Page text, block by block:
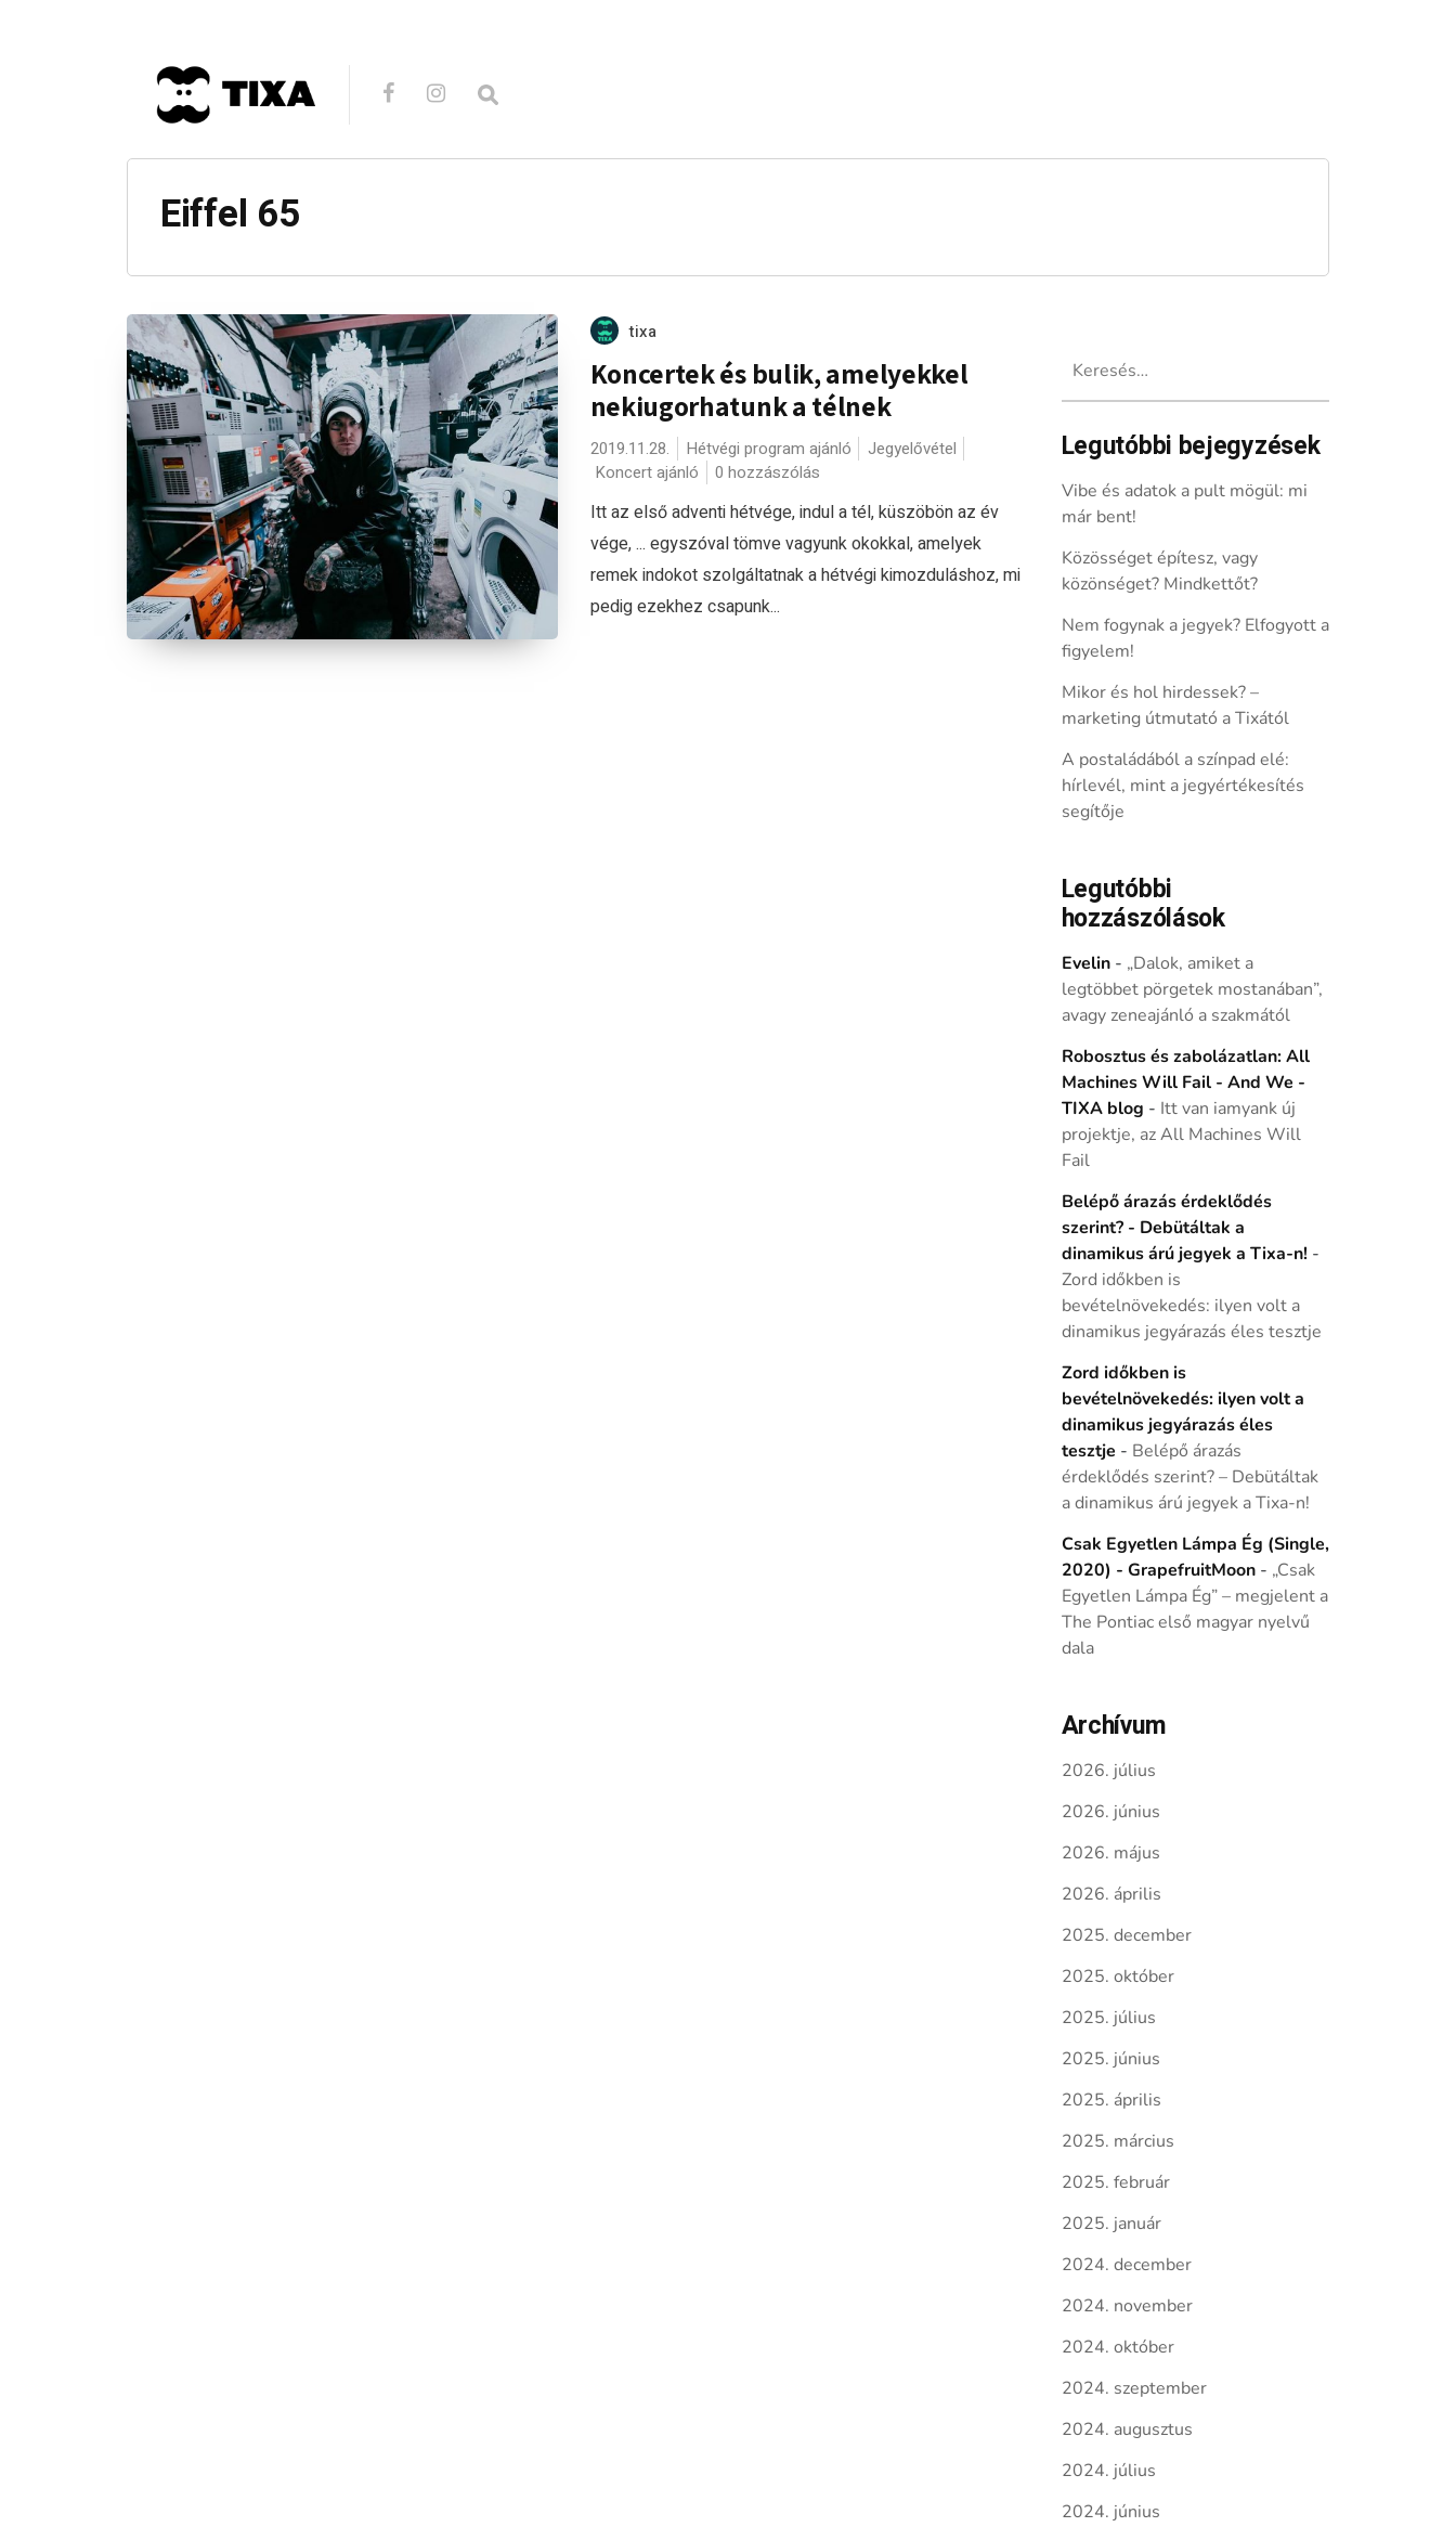
Eiffel 65
tixa
Koncertek és bulik, amelyekkel
nekiugorhatunk a télnek
2019.11.28. Hétvégi program ajánló
Jegyelővétel
Koncert ajánló
0 hozzászólás
Itt az első adventi hétvége, indul a tél, küszöbön az év
vége, ... egyszóval tömve vagyunk okokkal, amelyek
remek indokot szolgáltatnak a hétvégi kimozduláshoz, mi
pedig ezekhez csapunk...
Legutóbbi bejegyzések
Vibe és adatok a pult mögül: mi
már bent!
Közösséget építesz, vagy
közönséget? Mindkettőt?
Nem fogynak a jegyek? Elfogyott a
figyelem!
Mikor és hol hirdessek? –
marketing útmutató a Tixától
A postaládából a színpad elé:
hírlevél, mint a jegyértékesítés
segítője
Legutóbbi
hozzászólások
Evelin- „Dalok, amiket a
legtöbbet pörgetek mostanában”,
avagy zeneajánló a szakmától
Robosztus és zabolázatlan: All
Machines Will Fail - And We -
TIXA blog - Itt van iamyank új
projektje, az All Machines Will
Fail
Belépő árazás érdeklődés
szerint? - Debütáltak a
dinamikus árú jegyek a Tixa-n! -
Zord időkben is
bevételnövekedés: ilyen volt a
dinamikus jegyárazás éles tesztje
Zord időkben is
bevételnövekedés: ilyen volt a
dinamikus jegyárazás éles
tesztje - Belépő árazás
érdeklődés szerint? – Debütáltak
a dinamikus árú jegyek a Tixa-n!
Csak Egyetlen Lámpa Ég (Single,
2020) - GrapefruitMoon- „Csak
Egyetlen Lámpa Ég” – megjelent a
The Pontiac első magyar nyelvű
dala
Archívum
2026. július
2026. június
2026. május
2026. április
2025. december
2025. október
2025. július
2025. június
2025. április
2025. március
2025. február
2025. január
2024. december
2024. november
2024. október
2024. szeptember
2024. augusztus
2024. július
2024. június